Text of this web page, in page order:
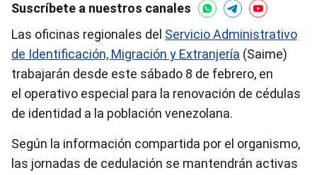
Suscríbete a nuestros canales
Las oficinas regionales del Servicio Administrativo
de Identificación, Migración y Extranjería (Saime)
trabajarán desde este sábado 8 de febrero, en
el operativo especial para la renovación de cédulas
de identidad a la población venezolana.
Según la información compartida por el organismo,
las jornadas de cedulación se mantendrán activas